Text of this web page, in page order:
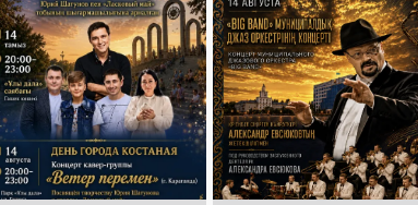
— Шамиль
Фахрутдинов.
Сіздерді әсерлі
хореографиялық
қойылымдар,
жарқын бейнелер,
қуатты ырғақ пен
мерекелік көңіл күй
күтеді!
энергия мен жарқын
эмоциялар күтеді!